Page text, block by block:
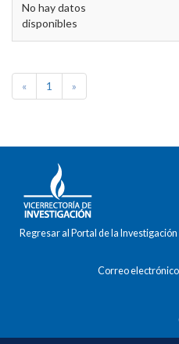
No hay datos
disponibles
« 1 »
Regresar al Portal de la Investigación
Correo